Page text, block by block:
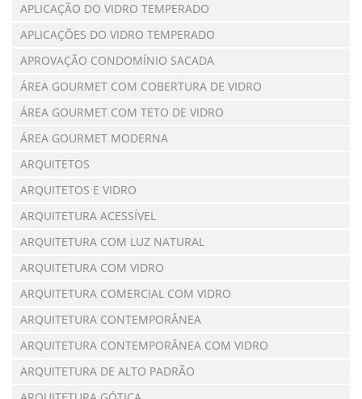
APLICAÇÃO DO VIDRO TEMPERADO
APLICAÇÕES DO VIDRO TEMPERADO
APROVAÇÃO CONDOMÍNIO SACADA
ÁREA GOURMET COM COBERTURA DE VIDRO
ÁREA GOURMET COM TETO DE VIDRO
ÁREA GOURMET MODERNA
ARQUITETOS
ARQUITETOS E VIDRO
ARQUITETURA ACESSÍVEL
ARQUITETURA COM LUZ NATURAL
ARQUITETURA COM VIDRO
ARQUITETURA COMERCIAL COM VIDRO
ARQUITETURA CONTEMPORÂNEA
ARQUITETURA CONTEMPORÂNEA COM VIDRO
ARQUITETURA DE ALTO PADRÃO